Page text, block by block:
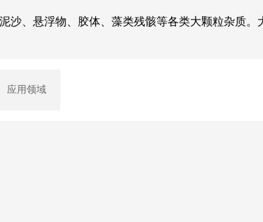
沙、悬浮物、胶体、藻类残骸等各类大颗粒杂质
应用领域